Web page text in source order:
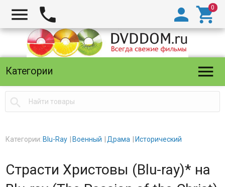
  

Категории 

Категории: Blu-Ray Военный Драма Исторический
Страсти Христовы (Blu-ray)* на